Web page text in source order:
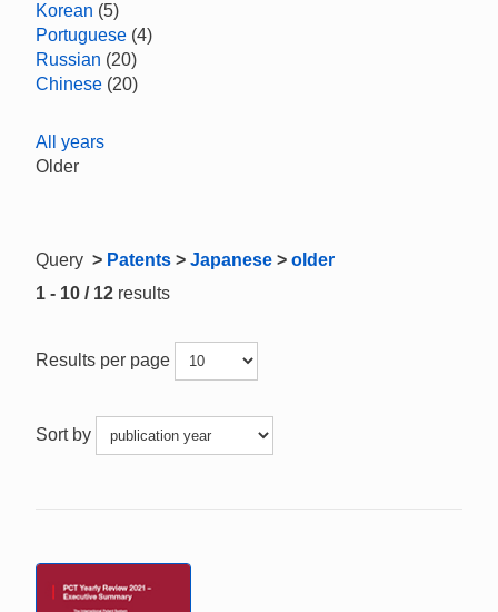
Korean (5)
Portuguese (4)
Russian (20)
Chinese (20)
All years
Older
Query > Patents > Japanese > older
1 - 10 / 12 results
Results per page
Sort by